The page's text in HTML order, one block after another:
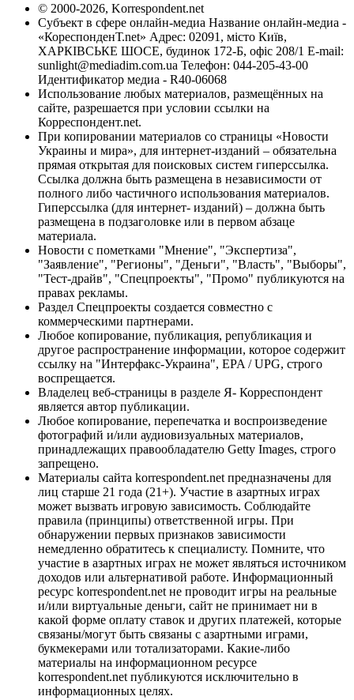
© 2000-2026, Korrespondent.net
Субъект в сфере онлайн-медиа Название онлайн-медиа -
«КореспонденТ.net» Адрес: 02091, місто Київ,
ХАРКІВСЬКЕ ШОСЕ, будинок 172-Б, офіс 208/1 E-mail:
sunlight@mediadim.com.ua Телефон: 044-205-43-00
Идентификатор медиа - R40-06068
Использование любых материалов, размещённых на
сайте, разрешается при условии ссылки на
Корреспондент.net.
При копировании материалов со страницы «Новости
Украины и мира», для интернет-изданий – обязательна
прямая открытая для поисковых систем гиперссылка.
Ссылка должна быть размещена в независимости от
полного либо частичного использования материалов.
Гиперссылка (для интернет- изданий) – должна быть
размещена в подзаголовке или в первом абзаце
материала.
Новости с пометками "Мнение", "Экспертиза",
"Заявление", "Регионы", "Деньги", "Власть", "Выборы",
"Тест-драйв", "Спецпроекты", "Промо" публикуются на
правах рекламы.
Раздел Спецпроекты создается совместно с
коммерческими партнерами.
Любое копирование, публикация, републикация и
другое распространение информации, которое содержит
ссылку на "Интерфакс-Украина", EPA / UPG, строго
воспрещается.
Владелец веб-страницы в разделе Я- Корреспондент
является автор публикации.
Любое копирование, перепечатка и воспроизведение
фотографий и/или аудиовизуальных материалов,
принадлежащих правообладателю Getty Images, строго
запрещено.
Материалы сайта korrespondent.net предназначены для
лиц старше 21 года (21+). Участие в азартных играх
может вызвать игровую зависимость. Соблюдайте
правила (принципы) ответственной игры. При
обнаружении первых признаков зависимости
немедленно обратитесь к специалисту. Помните, что
участие в азартных играх не может являться источником
доходов или альтернативой работе. Информационный
ресурс korrespondent.net не проводит игры на реальные
и/или виртуальные деньги, сайт не принимает ни в
какой форме оплату ставок и других платежей, которые
связаны/могут быть связаны с азартными играми,
букмекерами или тотализаторами. Какие-либо
материалы на информационном ресурсе
korrespondent.net публикуются исключительно в
информационных целях.